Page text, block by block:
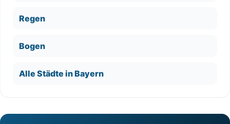
Regen
Bogen
Alle Städte in Bayern